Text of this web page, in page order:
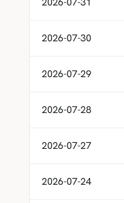
2026-07-30
2026-07-29
2026-07-28
2026-07-27
2026-07-24